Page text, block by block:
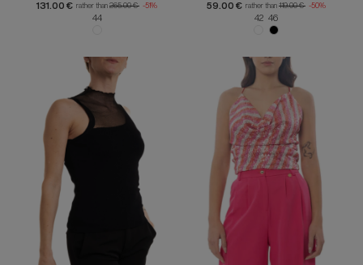
131.00 € rather than 265.00 € -51%
44
59.00 € rather than 119.00 € -50%
42 46